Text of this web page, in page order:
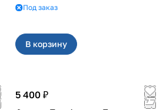
Под заказ
В корзину
5 400 ₽